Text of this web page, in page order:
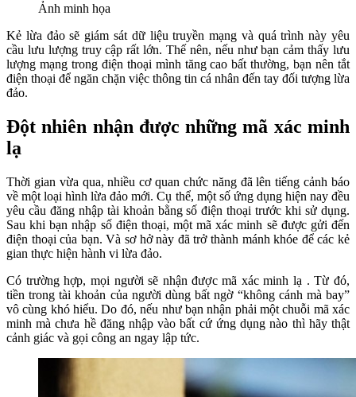
Ảnh minh họa
Kẻ lừa đảo sẽ giám sát dữ liệu truyền mạng và quá trình này yêu
cầu lưu lượng truy cập rất lớn. Thế nên, nếu như bạn cảm thấy lưu
lượng mạng trong điện thoại mình tăng cao bất thường, bạn nên tắt
điện thoại để ngăn chặn việc thông tin cá nhân đến tay đối tượng lừa
đảo.
Đột nhiên nhận được những mã xác minh
lạ
Thời gian vừa qua, nhiều cơ quan chức năng đã lên tiếng cảnh báo
về một loại hình lừa đảo mới. Cụ thể, một số ứng dụng hiện nay đều
yêu cầu đăng nhập tài khoản bằng số điện thoại trước khi sử dụng.
Sau khi bạn nhập số điện thoại, một mã xác minh sẽ được gửi đến
điện thoại của bạn. Và sơ hở này đã trở thành mánh khóe để các kẻ
gian thực hiện hành vi lừa đảo.
Có trường hợp, mọi người sẽ nhận được mã xác minh lạ . Từ đó,
tiền trong tài khoản của người dùng bất ngờ “không cánh mà bay”
vô cùng khó hiểu. Do đó, nếu như bạn nhận phải một chuỗi mã xác
minh mà chưa hề đăng nhập vào bất cứ ứng dụng nào thì hãy thật
cảnh giác và gọi công an ngay lập tức.